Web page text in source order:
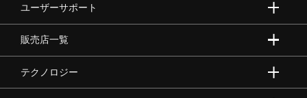
ユーザーサポート
販売店一覧
テクノロジー